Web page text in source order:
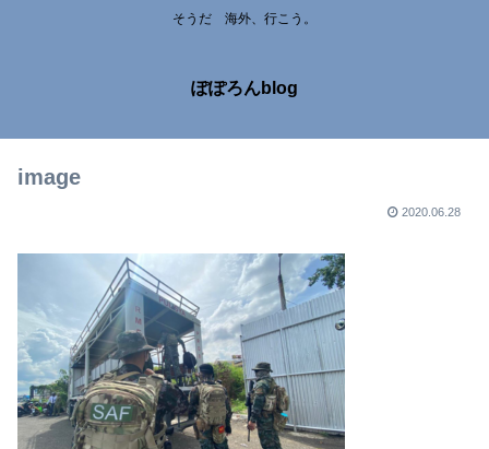
そうだ 海外、行こう。
ぽぽろんblog
image
2020.06.28